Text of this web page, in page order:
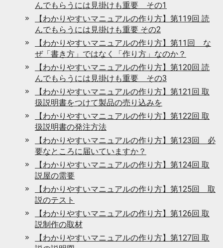
んでもらうには見掛けも重要 その1
【わかりやすいマニュアルの作り方】第119回 読
んでもらうには見掛けも重要 その2
【わかりやすいマニュアルの作り方】第11回 な
ぜ「書き方」ではなく「作り方」なのか？
【わかりやすいマニュアルの作り方】第120回 読
んでもらうには見掛けも重要 その3
【わかりやすいマニュアルの作り方】第121回 取
扱説明書をつけて製品の売り込みを
【わかりやすいマニュアルの作り方】第122回 取
扱説明書の発注方法
【わかりやすいマニュアルの作り方】第123回 必
要なところに届いていますか？
【わかりやすいマニュアルの作り方】第124回 取
説屋の需要
【わかりやすいマニュアルの作り方】第125回 取
説のテスト
【わかりやすいマニュアルの作り方】第126回 取
説制作の取材
【わかりやすいマニュアルの作り方】第127回 取